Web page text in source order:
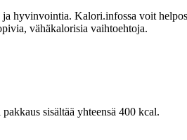
hyvinvointia. Kalori.infossa voit
vähäkalorisia vaihtoehtoja.
sisältää yhteensä 400 kcal.